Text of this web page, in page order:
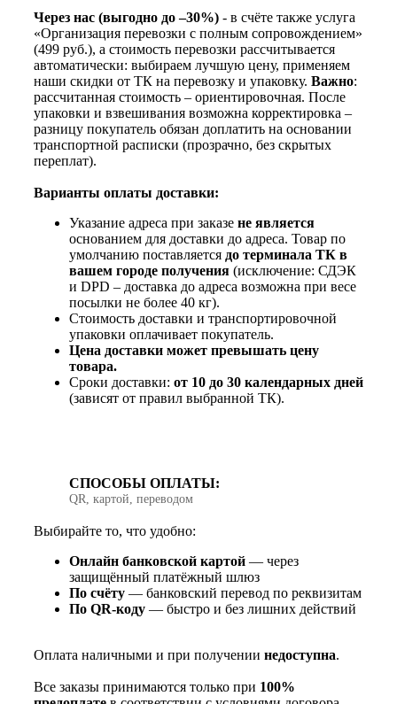
Через нас (выгодно до –30%) - в счёте также услуга
«Организация перевозки с полным сопровождением»
(499 руб.), а стоимость перевозки рассчитывается
автоматически: выбираем лучшую цену, применяем
наши скидки от ТК на перевозку и упаковку. Важно:
рассчитанная стоимость – ориентировочная. После
упаковки и взвешивания возможна корректировка –
разницу покупатель обязан доплатить на основании
транспортной расписки (прозрачно, без скрытых
переплат).
Варианты оплаты доставки:
Указание адреса при заказе не является
основанием для доставки до адреса. Товар по
умолчанию поставляется до терминала ТК в
вашем городе получения (исключение: СДЭК
и DPD – доставка до адреса возможна при весе
посылки не более 40 кг).
Стоимость доставки и транспортировочной
упаковки оплачивает покупатель.
Цена доставки может превышать цену
товара.
Сроки доставки: от 10 до 30 календарных дней
(зависят от правил выбранной ТК).
СПОСОБЫ ОПЛАТЫ:
QR, картой, переводом
Выбирайте то, что удобно:
Онлайн банковской картой — через
защищённый платёжный шлюз
По счёту — банковский перевод по реквизитам
По QR‑коду — быстро и без лишних действий
Оплата наличными и при получении недоступна.
Все заказы принимаются только при 100%